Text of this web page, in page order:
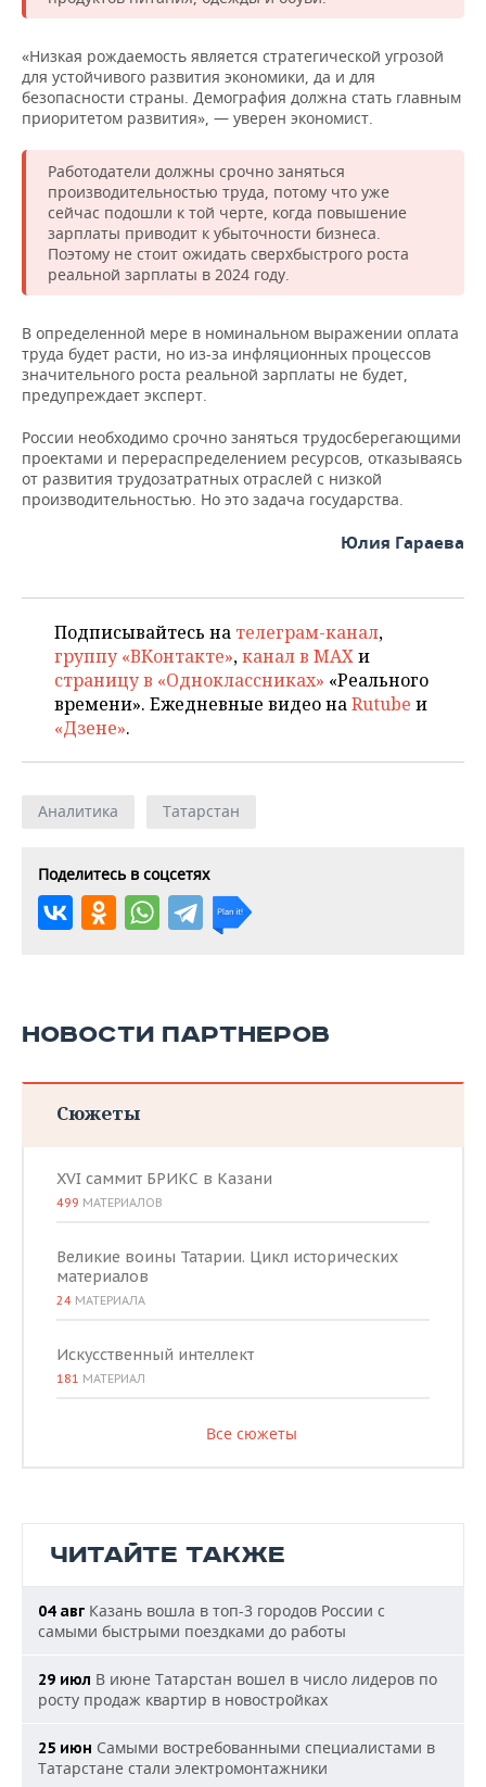
«Низкая рождаемость является стратегической угрозой
для устойчивого развития экономики, да и для
безопасности страны. Демография должна стать главным
приоритетом развития», — уверен экономист.
Работодатели должны срочно заняться
производительностью труда, потому что уже
сейчас подошли к той черте, когда повышение
зарплаты приводит к убыточности бизнеса.
Поэтому не стоит ожидать сверхбыстрого роста
реальной зарплаты в 2024 году.
В определенной мере в номинальном выражении оплата
труда будет расти, но из-за инфляционных процессов
значительного роста реальной зарплаты не будет,
предупреждает эксперт.
России необходимо срочно заняться трудосберегающими
проектами и перераспределением ресурсов, отказываясь
от развития трудозатратных отраслей с низкой
производительностью. Но это задача государства.
Юлия Гараева
Подписывайтесь на телеграм-канал,
группу «ВКонтакте»,канал в MAXи
страницу в «Одноклассниках» «Реального
времени». Ежедневные видео наRutube и
«Дзене».
Аналитика Татарстан
Поделитесь в соцсетях
НОВОСТИ ПАРТНЕРОВ
Сюжеты
XVI саммит БРИКС в Казани
499 МАТЕРИАЛОВ
Великие воины Татарии. Цикл исторических
материалов
24 МАТЕРИАЛА
Искусственный интеллект
181 МАТЕРИАЛ
Все сюжеты
ЧИТАЙТЕ ТАКЖЕ
04 авг Казань вошла в топ-3 городов России с
самыми быстрыми поездками до работы
29 июл В июне Татарстан вошел в число лидеров по
росту продаж квартир в новостройках
25 июн Самыми востребованными специалистами в
Татарстане стали электромонтажники